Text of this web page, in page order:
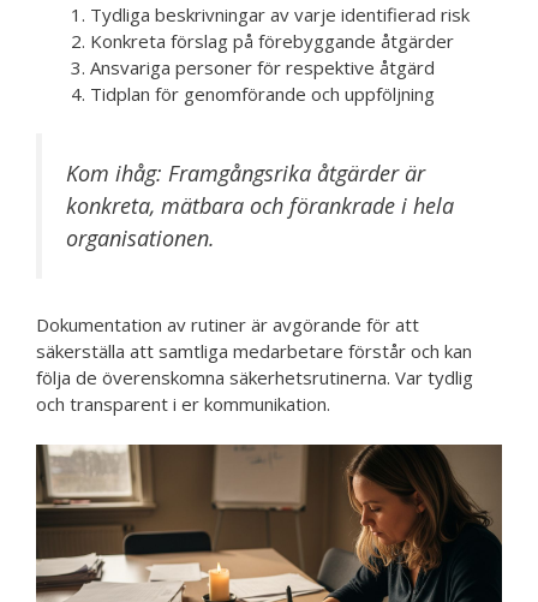
Tydliga beskrivningar av varje identifierad risk
Konkreta förslag på förebyggande åtgärder
Ansvariga personer för respektive åtgärd
Tidplan för genomförande och uppföljning
Kom ihåg: Framgångsrika åtgärder är
konkreta, mätbara och förankrade i hela
organisationen.
Dokumentation av rutiner är avgörande för att
säkerställa att samtliga medarbetare förstår och kan
följa de överenskomna säkerhetsrutinerna. Var tydlig
och transparent i er kommunikation.